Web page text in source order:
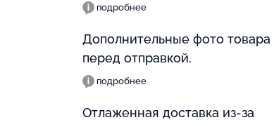
подробнее
Дополнительные фото товара
перед отправкой.
подробнее
Отлаженная доставка из-за